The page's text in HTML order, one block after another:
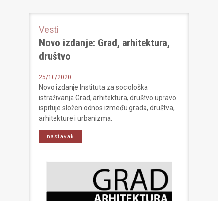
Vesti
Novo izdanje: Grad, arhitektura,
društvo
25/10/2020
Novo izdanje Instituta za sociološka
istraživanja Grad, arhitektura, društvo upravo
ispituje složen odnos između grada, društva,
arhitekture i urbanizma.
nastavak